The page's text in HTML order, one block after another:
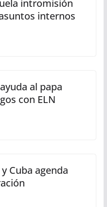
intromisión
internos
al papa
con ELN
Cuba agenda